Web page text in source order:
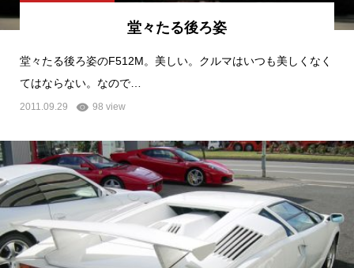
堂々たる後ろ姿
堂々たる後ろ姿のF512M。美しい。クルマはいつも美しくなく
てはならない。なので…
2011.09.29 98 view